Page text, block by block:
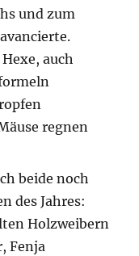
und zum
auch
regnen
beide noch
des Jahres:
Holzweibern
Fenja